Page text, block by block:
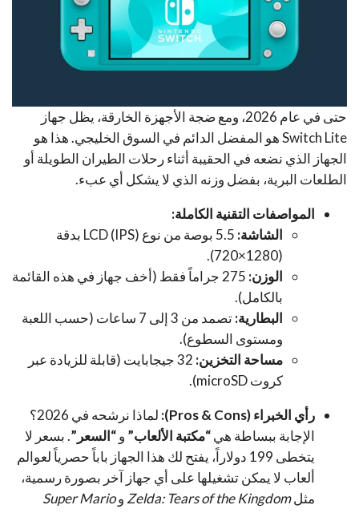
حتى في عام 2026، ومع ضجة الأجهزة الخارقة، يظل جهاز
Switch Lite هو المفضل الدائم في السوق الخليجي. هذا هو
الجهاز الذي نضعه في الحقيبة أثناء رحلات الطيران الطويلة أو
الطلعات البرية، بفضل وزنه الذي لا يشكل أي عبء.
المواصفات التقنية الكاملة:
الشاشة:
5.5 بوصة من نوع LCD (IPS) بدقة
(1280×720).
الوزن:
275 جراماً فقط (أخف جهاز في هذه القائمة
بالكامل).
البطارية:
تصمد من 3 إلى 7 ساعات (حسب اللعبة
ومستوى السطوع).
مساحة التخزين:
32 جيجابايت (قابلة للزيادة عبر
كروت microSD).
رأي الخبراء (Pros & Cons):
لماذا نرشحه في 2026؟
الإجابة ببساطة هي“مكتبة الألعاب” و“السعر”. بسعر لا
يتخطى 199 دولاراً، يفتح لك هذا الجهاز باباً حصرياً لعوالم
ألعاب لا يمكن تشغيلها على أي جهاز آخر بصورة رسمية،
مثلZelda: Tears of the Kingdom وSuper Mario